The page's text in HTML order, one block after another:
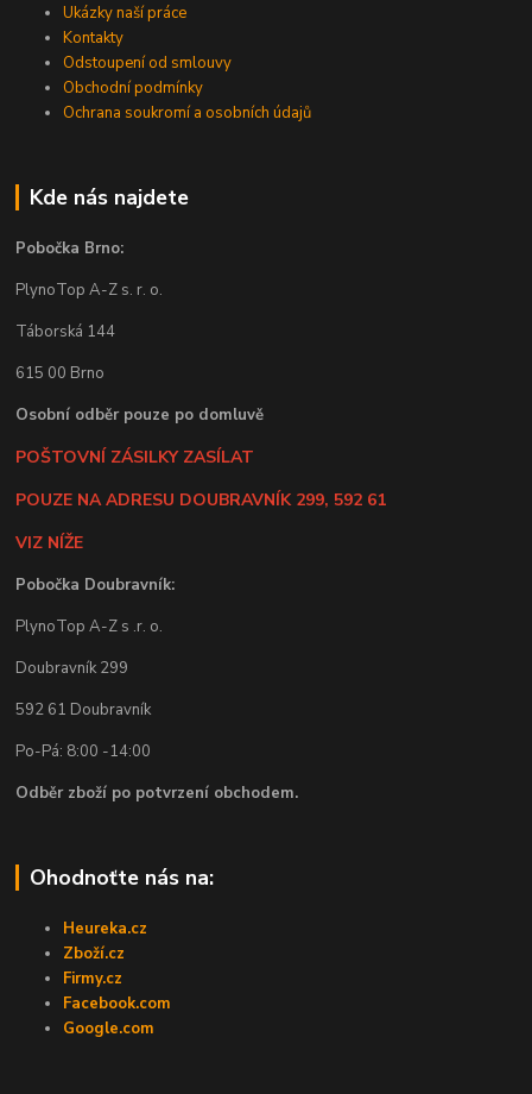
Ukázky naší práce
Kontakty
Odstoupení od smlouvy
Obchodní podmínky
Ochrana soukromí a osobních údajů
Kde nás najdete
Pobočka Brno:
PlynoTop A-Z s. r. o.
Táborská 144
615 00 Brno
Osobní odběr pouze po domluvě
POŠTOVNÍ ZÁSILKY ZASÍLAT
POUZE NA ADRESU DOUBRAVNÍK 299, 592 61
VIZ NÍŽE
Pobočka Doubravník:
PlynoTop A-Z s .r. o.
Doubravník 299
592 61 Doubravník
Po-Pá: 8:00 -14:00
Odběr zboží po potvrzení obchodem.
Ohodnoťte nás na:
Heureka.cz
Zboží.cz
Firmy.cz
Facebook.com
Google.com